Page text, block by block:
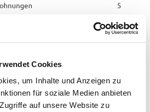
Cookies
um Inhalte und Anzeigen zu
für soziale Medien anbieten
auf unsere Website zu
5